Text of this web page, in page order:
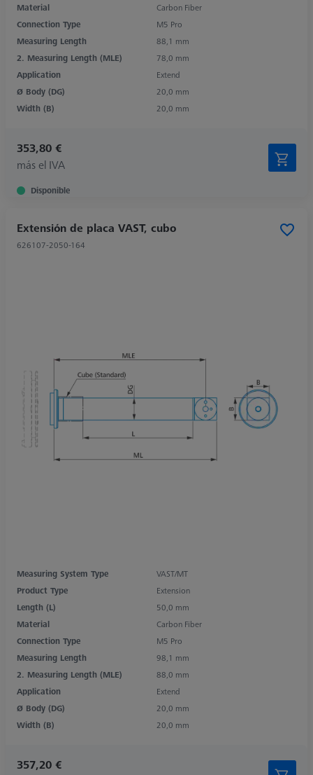
Material
Carbon Fiber
Connection Type
M5 Pro
Measuring Length
88,1 mm
2. Measuring Length (MLE)
78,0 mm
Application
Extend
Ø Body (DG)
20,0 mm
Width (B)
20,0 mm
353,80 €
más el IVA
Disponible
Extensión de placa VAST, cubo
626107-2050-164
Measuring System Type
VAST/MT
Product Type
Extension
Length (L)
50,0 mm
Material
Carbon Fiber
Connection Type
M5 Pro
Measuring Length
98,1 mm
2. Measuring Length (MLE)
88,0 mm
Application
Extend
Ø Body (DG)
20,0 mm
Width (B)
20,0 mm
357,20 €